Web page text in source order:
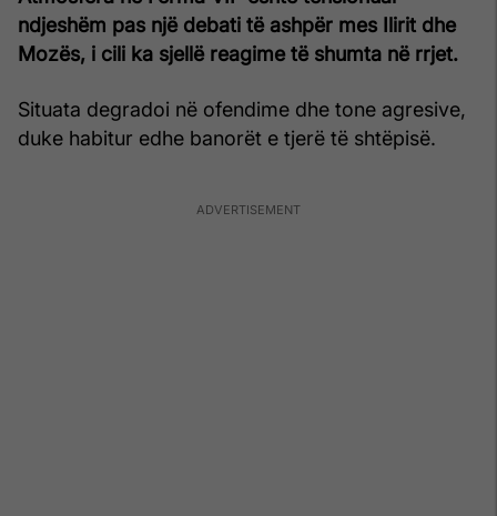
ndjeshëm pas një debati të ashpër mes Ilirit dhe
Mozës, i cili ka sjellë reagime të shumta në rrjet.
Situata degradoi në ofendime dhe tone agresive,
duke habitur edhe banorët e tjerë të shtëpisë.